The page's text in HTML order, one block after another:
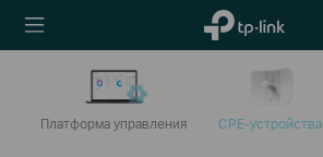
TP-Link,
Reliably
Платформа управления CPE-устройства